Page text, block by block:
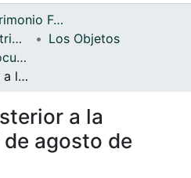
Statistics
Archivo del Patrimonio Fotográfico y Fílmico del Valle del Cauca
Fondo Archivo del Patrimonio Fotográfico y Fílmico del Valle del Cauca
Los Objetos
APFFVC - Libros y Documentos - Patrimonial
Panoramica posterior a la explosión del 7 de agosto de 1956
a la
agosto de